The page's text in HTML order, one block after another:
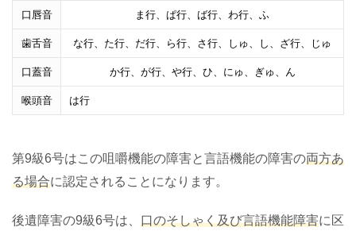
口唇音 ま行、ぱ行、ば行、わ行、ふ
歯舌音 な行、た行、だ行、ら行、さ行、しゅ、し、ざ行、じゅ
口蓋音 か行、が行、や行、ひ、にゅ、ぎゅ、ん
喉頭音 は行
第9級6号はこの咀嚼機能の障害と言語機能の障害の両方あ
る場合に認定されることになります。
後遺障害の9級6号は、 口のそしゃく及び言語機能障害に区